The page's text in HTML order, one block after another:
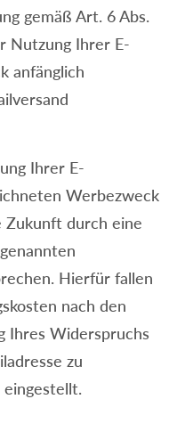
gemäß Art. 6 Abs.
Nutzung Ihrer E-
anfänglich
Ihrer E-
Werbezweck
durch eine
Hierfür fallen
nach den
Ihres Widerspruchs
zu